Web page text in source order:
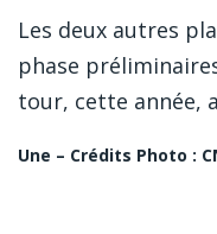
Les deux autres
phase
tour, cette année,
Une – Crédits Photo :